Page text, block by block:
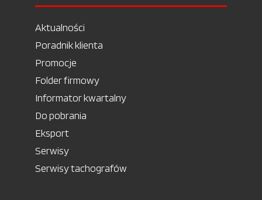
Aktualności
Poradnik klienta
Promocje
Folder firmowy
Informator kwartalny
Do pobrania
Eksport
Serwisy
Serwisy tachografów